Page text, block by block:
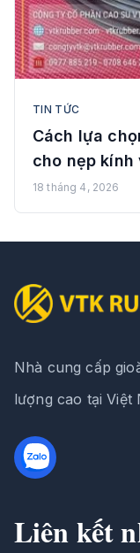
TIN TỨC
Cách lựa
cho nẹp kính
18 tháng 4, 2026
Nhà cung cấp
lượng cao tại Việt
Liên kết